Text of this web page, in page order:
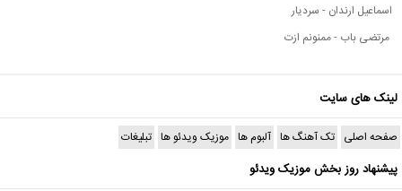
اسماعیل ارندان - سردیار
مرتضی باب - ممنونم ازت
لینک های سایت
صفحه اصلی تک آهنگ ها آلبوم ها موزیک ویدئو ها تبلیغات
پیشنهاد روز بخش موزیک ویدئو